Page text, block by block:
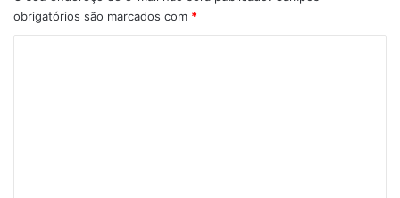
obrigatórios são marcados com *